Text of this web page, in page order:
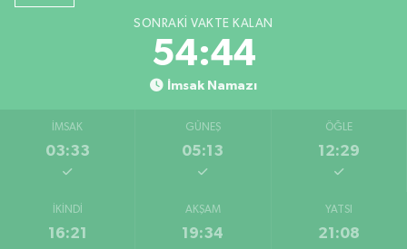
SONRAKI VAKTE KALAN
54:44
İmsak Namazı
İMSAK
03:33
GÜNEŞ
05:13
ÖĞLE
12:29
İKINDI
16:21
AKŞAM
19:34
YATSI
21:08